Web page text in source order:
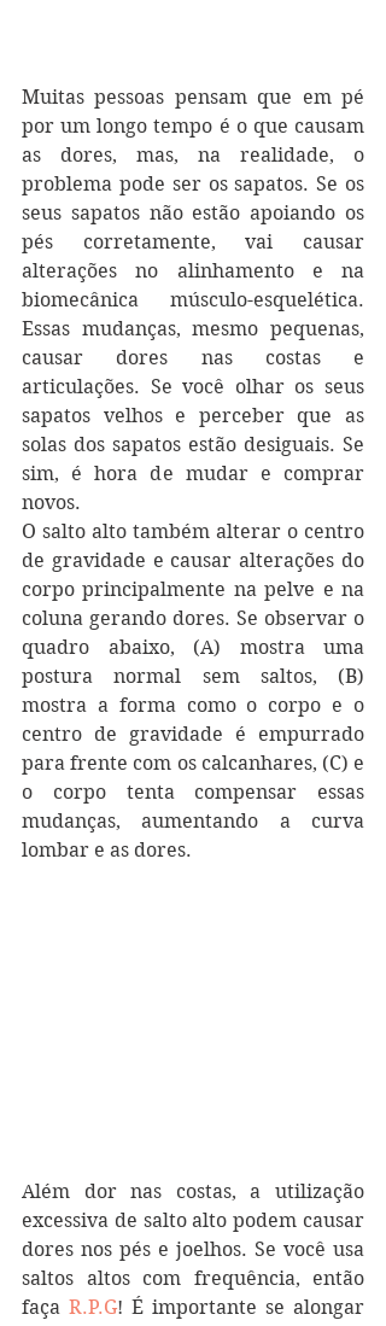
Muitas pessoas pensam que em pé
por um longo tempo é o que causam
as dores, mas, na realidade, o
problema pode ser os sapatos. Se os
seus sapatos não estão apoiando os
pés corretamente, vai causar
alterações no alinhamento e na
biomecânica músculo-esquelética.
Essas mudanças, mesmo pequenas,
causar dores nas costas e
articulações. Se você olhar os seus
sapatos velhos e perceber que as
solas dos sapatos estão desiguais. Se
sim, é hora de mudar e comprar
novos.
O salto alto também alterar o centro
de gravidade e causar alterações do
corpo principalmente na pelve e na
coluna gerando dores. Se observar o
quadro abaixo, (A) mostra uma
postura normal sem saltos, (B)
mostra a forma como o corpo e o
centro de gravidade é empurrado
para frente com os calcanhares, (C) e
o corpo tenta compensar essas
mudanças, aumentando a curva
lombar e as dores.
Além dor nas costas, a utilização
excessiva de salto alto podem causar
dores nos pés e joelhos. Se você usa
saltos altos com frequência, então
faça R.P.G! É importante se alongar